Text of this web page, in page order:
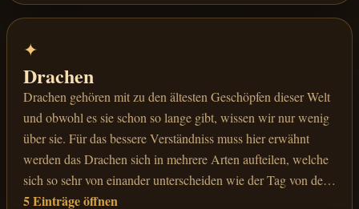
in den meisten Teilen des Kontinents, die Ausübung dieser
Zunft nicht gern gesehen.
✦
Drachen
Drachen gehören mit zu den ältesten Geschöpfen dieser Welt
und obwohl es sie schon so lange gibt, wissen wir nur wenig
über sie. Für das bessere Verständniss muss hier erwähnt
werden das Drachen sich in mehrere Arten aufteilen, welche
sich so sehr von einander unterscheiden wie der Tag von der
Nacht. Einige Gelehrte schreiben den älteren Drachen zudem
5 Einträge öffnen